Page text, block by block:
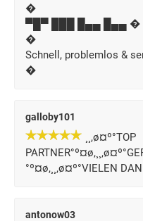
�
▀█▀ ███ █▄▄ █▄▄ �
�
Schnell, problemlos &
�
galloby101
°º¤ø,¸¸,ø¤º°VIELEN
antonow03